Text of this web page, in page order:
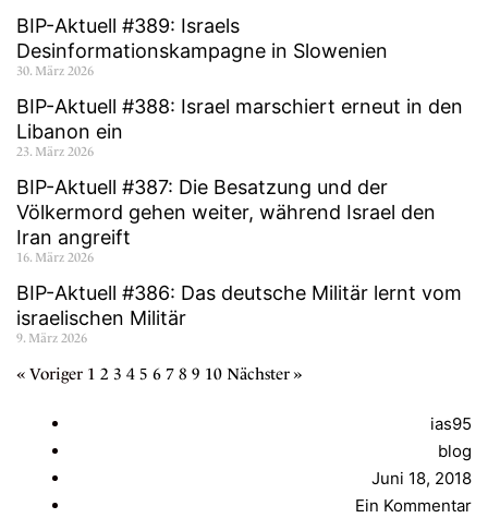
BIP-Aktuell #389: Israels
Desinformationskampagne in Slowenien
30. März 2026
BIP-Aktuell #388: Israel marschiert erneut in den
Libanon ein
23. März 2026
BIP-Aktuell #387: Die Besatzung und der
Völkermord gehen weiter, während Israel den
Iran angreift
16. März 2026
BIP-Aktuell #386: Das deutsche Militär lernt vom
israelischen Militär
9. März 2026
« Voriger 1 2 3 4 5 6 7 8 9 10 Nächster »
ias95
blog
Juni 18, 2018
Ein Kommentar